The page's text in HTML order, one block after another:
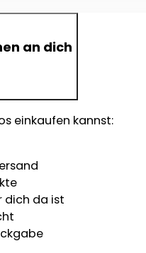
an dich
einkaufen kannst:
dich da ist